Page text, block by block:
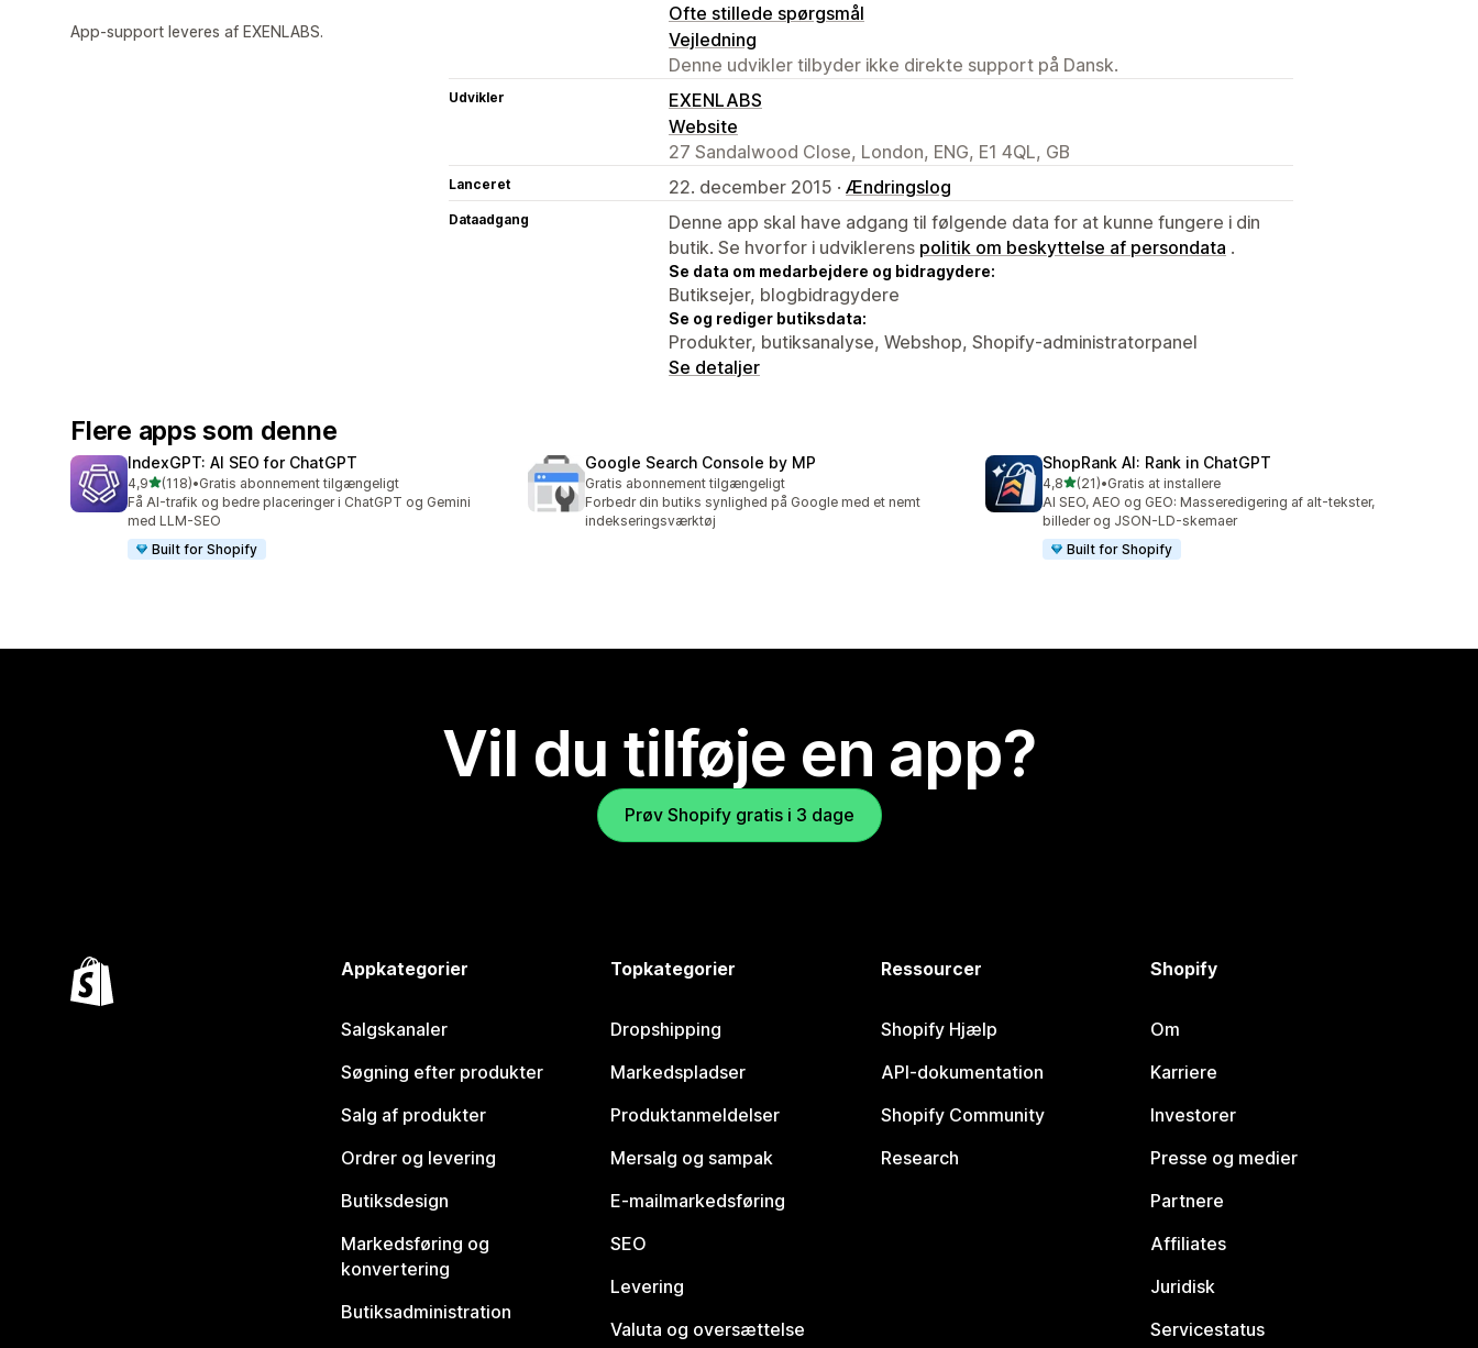
App-support leveres af EXENLABS.
Ofte stillede spørgsmål
Vejledning
Denne udvikler tilbyder ikke direkte support på Dansk.
Udvikler
EXENLABS
Website
27 Sandalwood Close, London, ENG, E1 4QL, GB
Lanceret 22. december 2015 · Ændringslog
Dataadgang
Denne app skal have adgang til følgende data for at kunne fungere i din
butik. Se hvorfor i udviklerens politik om beskyttelse af persondata .
Se data om medarbejdere og bidragydere:
Butiksejer, blogbidragydere
Se og rediger butiksdata:
Produkter, butiksanalyse, Webshop, Shopify-administratorpanel
Se detaljer
Flere apps som denne
IndexGPT: AI SEO for ChatGPT
4,9ud af 5 stjerner
(118)
118 anmeldelser i alt
•Gratis abonnement tilgængeligt
Få AI-trafik og bedre placeringer i ChatGPT og Gemini
med LLM-SEO
Built for Shopify
Google Search Console by MP
Gratis abonnement tilgængeligt
Forbedr din butiks synlighed på Google med et nemt
indekseringsværktøj
ShopRank AI: Rank in ChatGPT
4,8ud af 5 stjerner
(21)
21 anmeldelser i alt
•Gratis at installere
AI SEO, AEO og GEO: Masseredigering af alt-tekster,
billeder og JSON-LD-skemaer
Built for Shopify
Vil du tilføje en app?
Prøv Shopify gratis i 3 dage
Appkategorier
Salgskanaler
Søgning efter produkter
Salg af produkter
Ordrer og levering
Butiksdesign
Markedsføring og
konvertering
Butiksadministration
Topkategorier
Dropshipping
Markedspladser
Produktanmeldelser
Mersalg og sampak
E-mailmarkedsføring
SEO
Levering
Valuta og oversættelse
Ressourcer
Shopify Hjælp
API-dokumentation
Shopify Community
Research
Shopify
Om
Karriere
Investorer
Presse og medier
Partnere
Affiliates
Juridisk
Servicestatus